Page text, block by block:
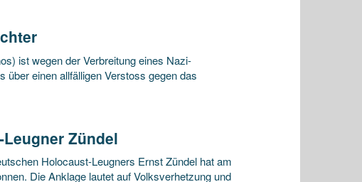
ist wegen der Verbreitung eines Nazi-
einen allfälligen Verstoss gegen das
Zündel
Holocaust-Leugners Ernst Zündel hat am
Die Anklage lautet auf Volksverhetzung und